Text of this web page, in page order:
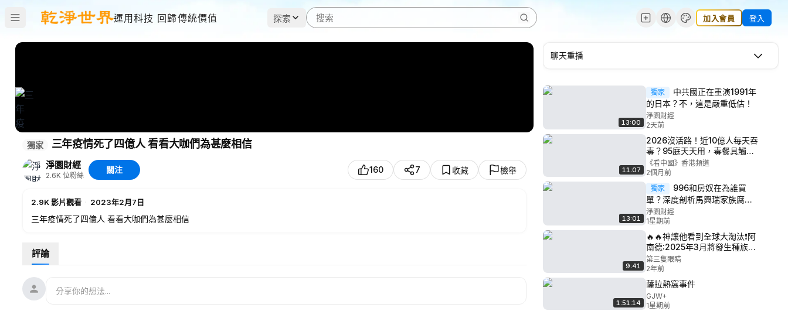
運用科技 回歸傳統價值 探索 加入會員 登入
獨家 三年疫情死了四億人 看看大咖們為甚麼相信
淨園財經
2.6K 位粉絲
關注 160 7 收藏 檢舉
2.9K影片觀看 · 2023年2月7日
三年疫情死了四億人 看看大咖們為甚麼相信
評論
聊天重播
13:00
獨家
中共國正在重演1991年
的日本？不，這是嚴重低估！
淨園財經
2天前
11:07
2026沒活路！近10億人每天吞
毒？95庭天天用，毒餐具觸目
驚心！
《看中國》香港頻道
2個月前
13:01
獨家
996和房奴在為誰買
單？深度剖析馬興瑞家族腐敗
案：政商勾連的驚天收割盛
宴！
淨園財經
1星期前
9:41
🔥🔥神讓他看到全球大淘汰❗阿
南德:2025年3月將發生種族滅
絕❗專家警告:4億人將死於新病
毒❗
第三隻眼睛
2年前
1:51:14
薩拉熱窩事件
GJW+
1星期前